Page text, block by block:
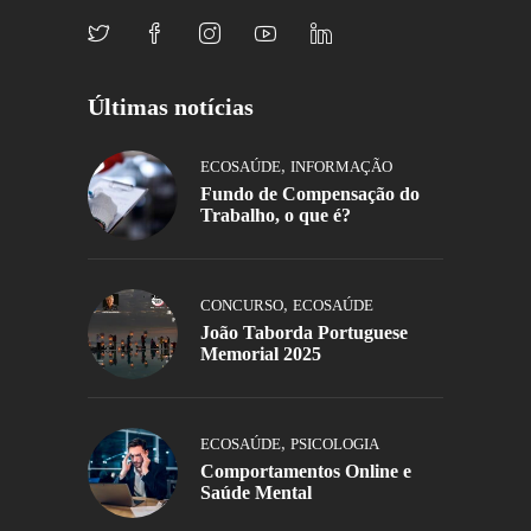
Últimas notícias
ECOSAÚDE, INFORMAÇÃO
Fundo de Compensação do
Trabalho, o que é?
CONCURSO, ECOSAÚDE
João Taborda Portuguese
Memorial 2025
ECOSAÚDE, PSICOLOGIA
Comportamentos Online e
Saúde Mental